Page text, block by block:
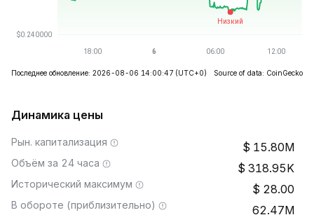
Последнее обновление: 2026-08-06 14:00:47 (UTC+0) Source of data: CoinGecko
Динамика цены
Рын. капитализация 15.80M
Объём за 24 часа 318.95K
Исторический максимум 28.00
В обороте (приблизительно) 62.47M